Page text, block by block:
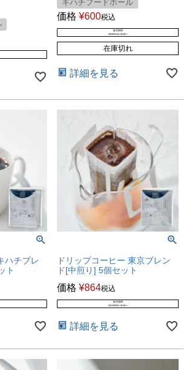
キハチフードホール
価格 ¥600税込
販売期間
2025/01/10 10:00〜
在庫切れ
詳細を見る
ハチブレ
ト
ドリップコーヒー 東京ブレン
ド[中煎り] 5個セット
価格 ¥864税込
販売期間
2024/09/01 10:00〜
詳細を見る